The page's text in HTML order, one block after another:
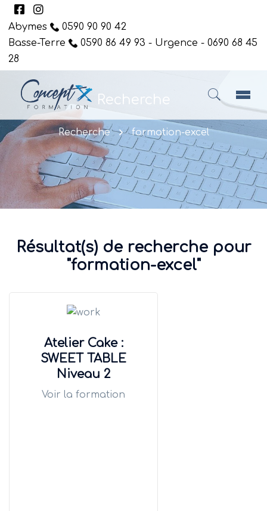
Abymes
0590 90 90 42
Basse-Terre
0590 86 49 93 - Urgence - 0690 68 45
28
Recherche
Recherche formation-excel
Résultat(s) de recherche pour
"formation-excel"
Atelier Cake :
SWEET TABLE
Niveau 2
Voir la formation